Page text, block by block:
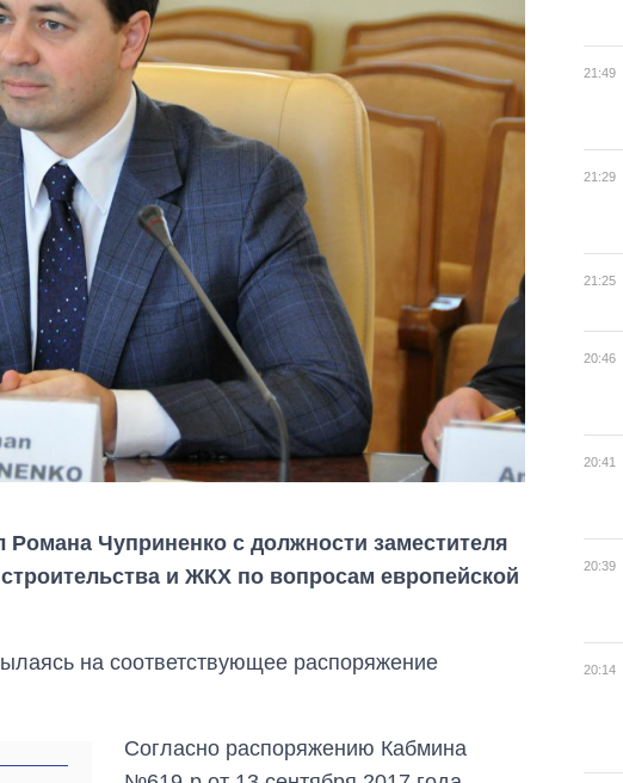
Чуприненко с должности заместителя
и ЖКХ по вопросам европейской
на соответствующее распоряжение
Согласно распоряжению Кабмина
21:49
21:29
21:25
20:46
20:41
20:39
20:14